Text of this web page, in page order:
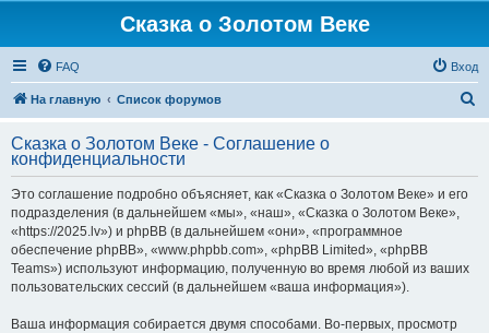
Сказка о Золотом Веке
FAQ Вход
На главную Список форумов
с
Сказка о Золотом Веке - Соглашение о
конфиденциальности
Это соглашение подробно объясняет, как «Сказка о Золотом Веке» и его
подразделения (в дальнейшем «мы», «наш», «Сказка о Золотом Веке»,
«https://2025.lv») и phpBB (в дальнейшем «они», «программное
обеспечение phpBB», «www.phpbb.com», «phpBB Limited», «phpBB
Teams») используют информацию, полученную во время любой из ваших
пользовательских сессий (в дальнейшем «ваша информация»).
Ваша информация собирается двумя способами. Во-первых, просмотр